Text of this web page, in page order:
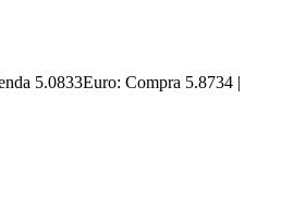
5.0833Euro: Compra 5.8734 |